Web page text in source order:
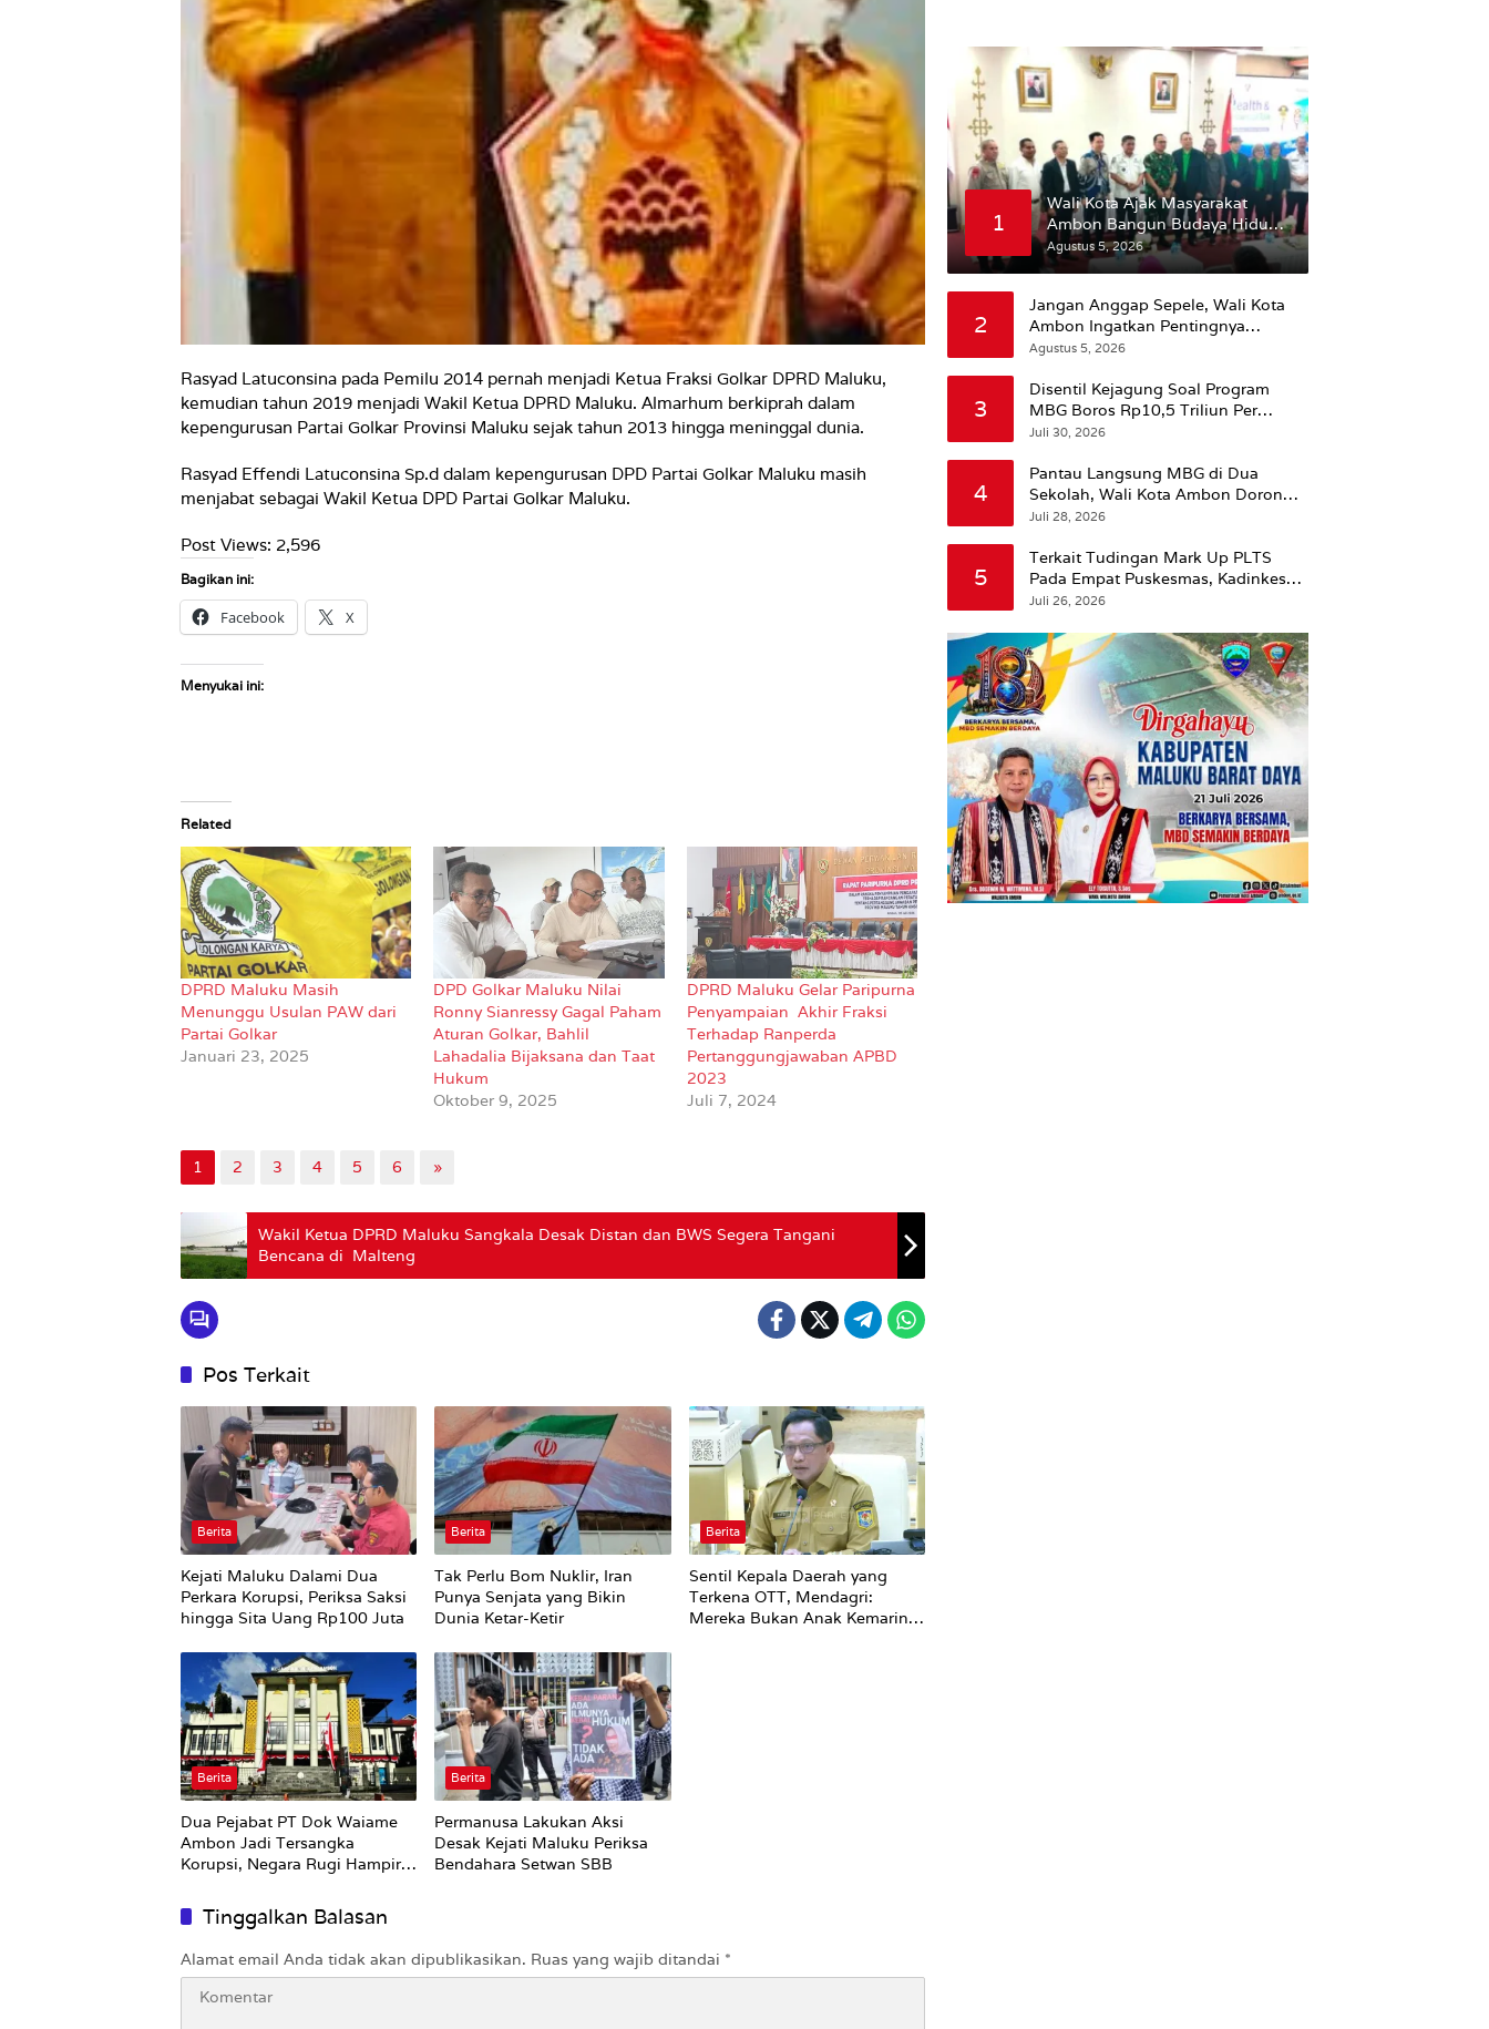
Rasyad Latuconsina pada Pemilu 2014 pernah menjadi Ketua Fraksi Golkar DPRD Maluku,
kemudian tahun 2019 menjadi Wakil Ketua DPRD Maluku. Almarhum berkiprah dalam
kepengurusan Partai Golkar Provinsi Maluku sejak tahun 2013 hingga meninggal dunia.
Rasyad Effendi Latuconsina Sp.d dalam kepengurusan DPD Partai Golkar Maluku masih
menjabat sebagai Wakil Ketua DPD Partai Golkar Maluku.
Post Views: 2,596
Bagikan ini:
Facebook X
Menyukai ini:
Related
DPRD Maluku Masih
Menunggu Usulan PAW dari
Partai Golkar
Januari 23, 2025
DPD Golkar Maluku Nilai
Ronny Sianressy Gagal Paham
Aturan Golkar, Bahlil
Lahadalia Bijaksana dan Taat
Hukum
Oktober 9, 2025
DPRD Maluku Gelar Paripurna
Penyampaian Akhir Fraksi
Terhadap Ranperda
Pertanggungjawaban APBD
2023
Juli 7, 2024
1 2 3 4 5 6 »
Wakil Ketua DPRD Maluku Sangkala Desak Distan dan BWS Segera Tangani
Bencana di Malteng
Pos Terkait
Berita
Kejati Maluku Dalami Dua
Perkara Korupsi, Periksa Saksi
hingga Sita Uang Rp100 Juta
Berita
Tak Perlu Bom Nuklir, Iran
Punya Senjata yang Bikin
Dunia Ketar-Ketir
Berita
Sentil Kepala Daerah yang
Terkena OTT, Mendagri:
Mereka Bukan Anak Kemarin
Berita
Dua Pejabat PT Dok Waiame
Ambon Jadi Tersangka
Korupsi, Negara Rugi Hampir
Berita
Permanusa Lakukan Aksi
Desak Kejati Maluku Periksa
Bendahara Setwan SBB
Tinggalkan Balasan
Alamat email Anda tidak akan dipublikasikan. Ruas yang wajib ditandai *
1
Wali Kota Ajak Masyarakat
Ambon Bangun Budaya Hidup
Sehat
Agustus 5, 2026
2
Jangan Anggap Sepele, Wali Kota
Ambon Ingatkan Pentingnya
Perencanaan Kesehatan
Agustus 5, 2026
3
Disentil Kejagung Soal Program
MBG Boros Rp10,5 Triliun Per
Tahun, Kepala BGN Sudaryono Beri
Juli 30, 2026
4
Pantau Langsung MBG di Dua
Sekolah, Wali Kota Ambon Dorong
Pemerataan Hingga Wilayah
Juli 28, 2026
5
Terkait Tudingan Mark Up PLTS
Pada Empat Puskesmas, Kadinkes
Ambon Beri Klarifikasi.
Juli 26, 2026